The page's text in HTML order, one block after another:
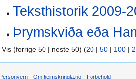
Teksthistorik 2009-
Þrymskviða eða
Vis (forrige 50 | neste 50) (20 | 50 | 100 |
Personvern Om heimskringla.no Forbehold